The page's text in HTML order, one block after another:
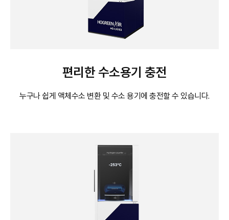
편리한 수소용기 충전
누구나 쉽게 액체수소 변환 및 수소 용기에 충전할 수 있습니다.